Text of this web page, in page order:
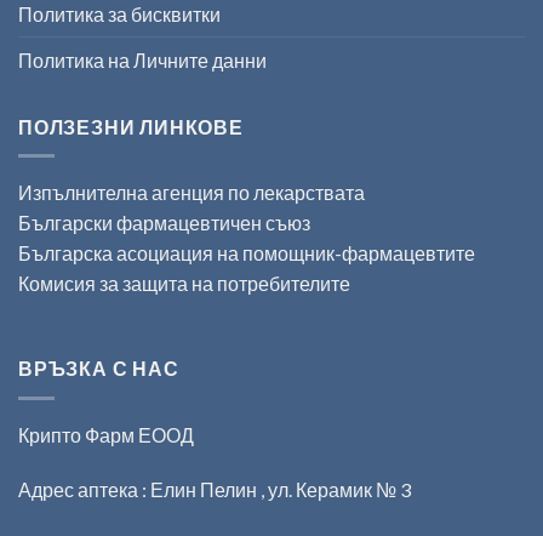
Политика за бисквитки
Политика на Личните данни
ПОЛЗЕЗНИ ЛИНКОВЕ
Изпълнителна агенция по лекарствата
Български фармацевтичен съюз
Българска асоциация на помощник-фармацевтите
Комисия за защита на потребителите
ВРЪЗКА С НАС
Крипто Фарм ЕООД
Адрес аптека : Елин Пелин , ул. Керамик № 3